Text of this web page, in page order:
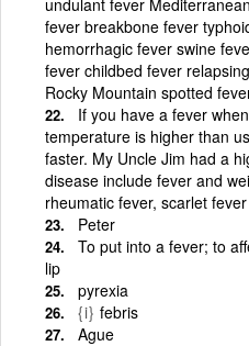
fever breakbone fever
hemorrhagic fever swine
fever childbed fever
Rocky Mountain spotted
If you have a fever
temperature is higher than
faster. My Uncle Jim had a
disease include fever and
rheumatic fever, scarlet fever
Peter
To put into a fever; to
lip
pyrexia
{i} febris
Ague